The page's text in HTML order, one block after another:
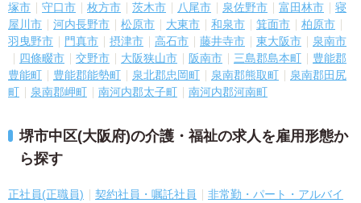
塚市
守口市 枚方市 茨木市 八尾市 泉佐野市 富田林市
寝
屋川市
河内長野市 松原市 大東市 和泉市 箕面市
柏原市
羽曳野市
門真市 摂津市 高石市 藤井寺市 東大阪市
泉南市
四條畷市
交野市 大阪狭山市 阪南市 三島郡島本町
豊能郡
豊能町
豊能郡能勢町 泉北郡忠岡町 泉南郡熊取町
泉南郡田尻
町
泉南郡岬町 南河内郡太子町 南河内郡河南町
堺市中区(大阪府)の介護・福祉の求人を雇用形態か
ら探す
正社員(正職員) 契約社員・嘱託社員
非常勤・パート・アルバイ